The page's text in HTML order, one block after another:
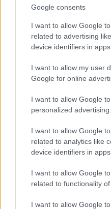
Google consents
I want to allow Google
related to advertising
device identifiers in apps.
I want to allow my user
Google for online
I want to allow Google
personalized advertising.
I want to allow Google
related to analytics like
device identifiers in apps.
I want to allow Google
related to functionality
I want to allow Google
VREMEPLOV
06.10.19. 07:04
O ovom će se pričati
se rodila najveća
Saznaj više